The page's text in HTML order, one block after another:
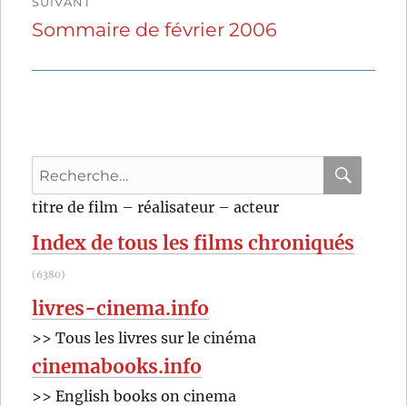
Publication
Sommaire de février 2006
Recherche
pour
:
titre de film – réalisateur – acteur
Index de tous les films chroniqués
(6380)
livres-cinema.info
>> Tous les livres sur le cinéma
cinemabooks.info
>> English books on cinema